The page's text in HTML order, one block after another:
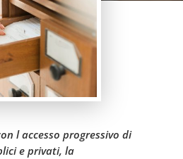
l accesso progressivo di
e privati, la